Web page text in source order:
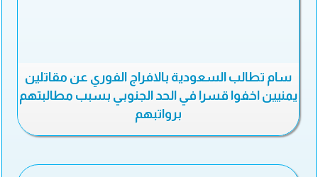
سام تطالب السعودية بالافراج الفوري عن مقاتلين
يمنيين اخفوا قسرا في الحد الجنوبي بسبب مطالبتهم
برواتبهم